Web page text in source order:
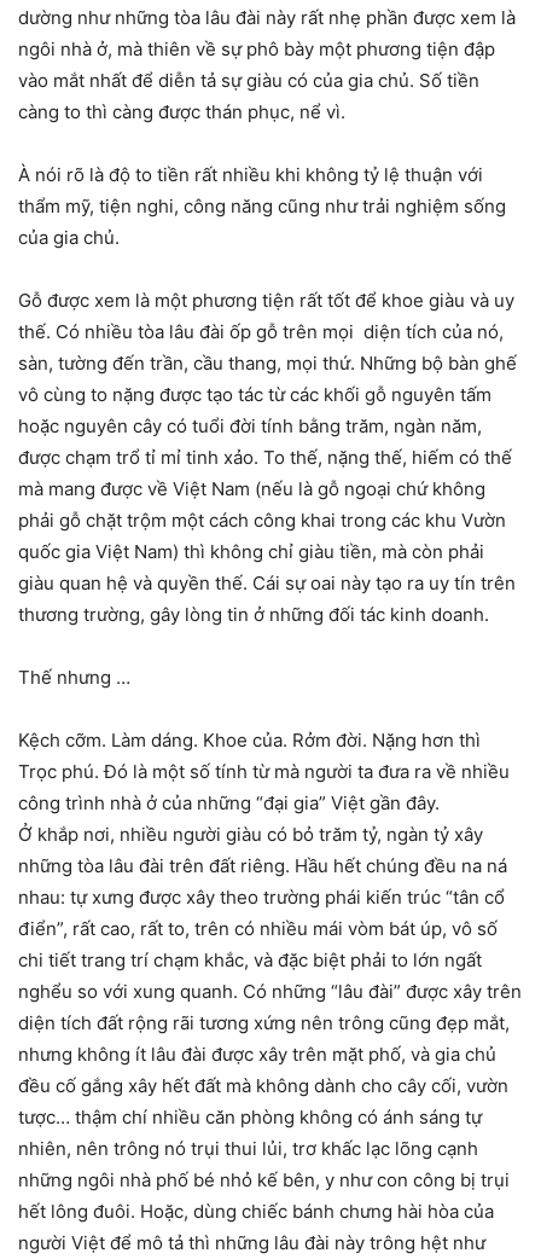
dường như những tòa lâu đài này rất nhẹ phần được xem là
ngôi nhà ở, mà thiên về sự phô bày một phương tiện đập
vào mắt nhất để diễn tả sự giàu có của gia chủ. Số tiền
càng to thì càng được thán phục, nể vì.
À nói rõ là độ to tiền rất nhiều khi không tỷ lệ thuận với
thẩm mỹ, tiện nghi, công năng cũng như trải nghiệm sống
của gia chủ.
Gỗ được xem là một phương tiện rất tốt để khoe giàu và uy
thế. Có nhiều tòa lâu đài ốp gỗ trên mọi diện tích của nó,
sàn, tường đến trần, cầu thang, mọi thứ. Những bộ bàn ghế
vô cùng to nặng được tạo tác từ các khối gỗ nguyên tấm
hoặc nguyên cây có tuổi đời tính bằng trăm, ngàn năm,
được chạm trổ tỉ mỉ tinh xảo. To thế, nặng thế, hiếm có thế
mà mang được về Việt Nam (nếu là gỗ ngoại chứ không
phải gỗ chặt trộm một cách công khai trong các khu Vườn
quốc gia Việt Nam) thì không chỉ giàu tiền, mà còn phải
giàu quan hệ và quyền thế. Cái sự oai này tạo ra uy tín trên
thương trường, gây lòng tin ở những đối tác kinh doanh.
Thế nhưng …
Kệch cỡm. Làm dáng. Khoe của. Rởm đời. Nặng hơn thì
Trọc phú. Đó là một số tính từ mà người ta đưa ra về nhiều
công trình nhà ở của những “đại gia” Việt gần đây.
Ở khắp nơi, nhiều người giàu có bỏ trăm tỷ, ngàn tỷ xây
những tòa lâu đài trên đất riêng. Hầu hết chúng đều na ná
nhau: tự xưng được xây theo trường phái kiến trúc “tân cổ
điển”, rất cao, rất to, trên có nhiều mái vòm bát úp, vô số
chi tiết trang trí chạm khắc, và đặc biệt phải to lớn ngất
nghểu so với xung quanh. Có những “lâu đài” được xây trên
diện tích đất rộng rãi tương xứng nên trông cũng đẹp mắt,
nhưng không ít lâu đài được xây trên mặt phố, và gia chủ
đều cố gắng xây hết đất mà không dành cho cây cối, vườn
tược… thậm chí nhiều căn phòng không có ánh sáng tự
nhiên, nên trông nó trụi thui lủi, trơ khấc lạc lõng cạnh
những ngôi nhà phố bé nhỏ kế bên, y như con công bị trụi
hết lông đuôi. Hoặc, dùng chiếc bánh chưng hài hòa của
người Việt để mô tả thì những lâu đài này trông hệt như